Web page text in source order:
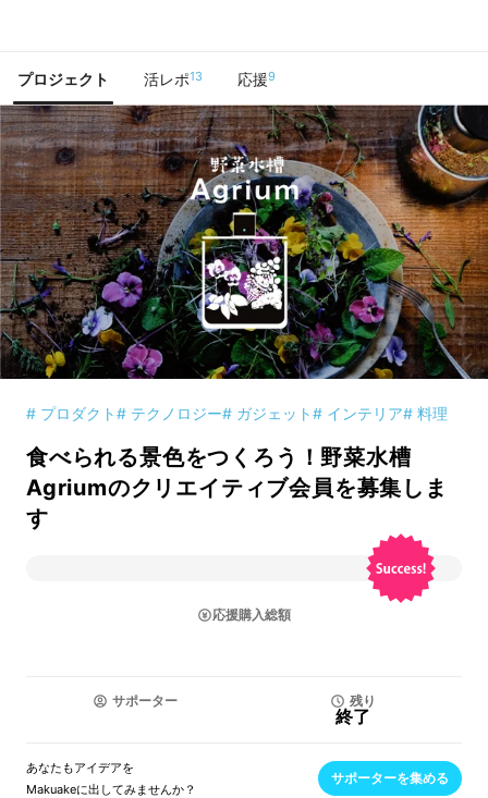
プロジェクト 活レポ13 応援9
# プロダクト# テクノロジー# ガジェット# インテリア# 料理
食べられる景色をつくろう！野菜水槽
Agriumのクリエイティブ会員を募集しま
す
応援購入総額
サポーター 残り
終了
あなたもアイデアを
Makuakeに出してみませんか？
サポーターを集める